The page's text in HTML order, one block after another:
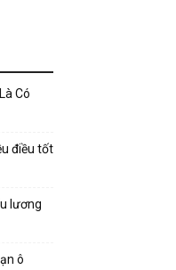
Có
điều tốt
lương
ô